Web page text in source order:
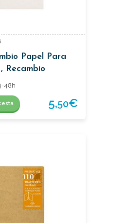
Papel Para
Recambio
Passaporte.
48h
5,50€